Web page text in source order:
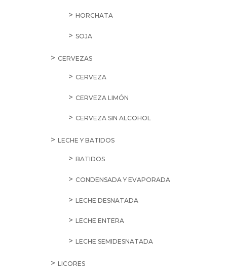
HORCHATA
SOJA
CERVEZAS
CERVEZA
CERVEZA LIMÓN
CERVEZA SIN ALCOHOL
LECHE Y BATIDOS
BATIDOS
CONDENSADA Y EVAPORADA
LECHE DESNATADA
LECHE ENTERA
LECHE SEMIDESNATADA
LICORES